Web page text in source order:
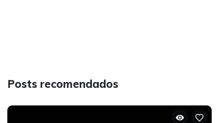
Posts recomendados